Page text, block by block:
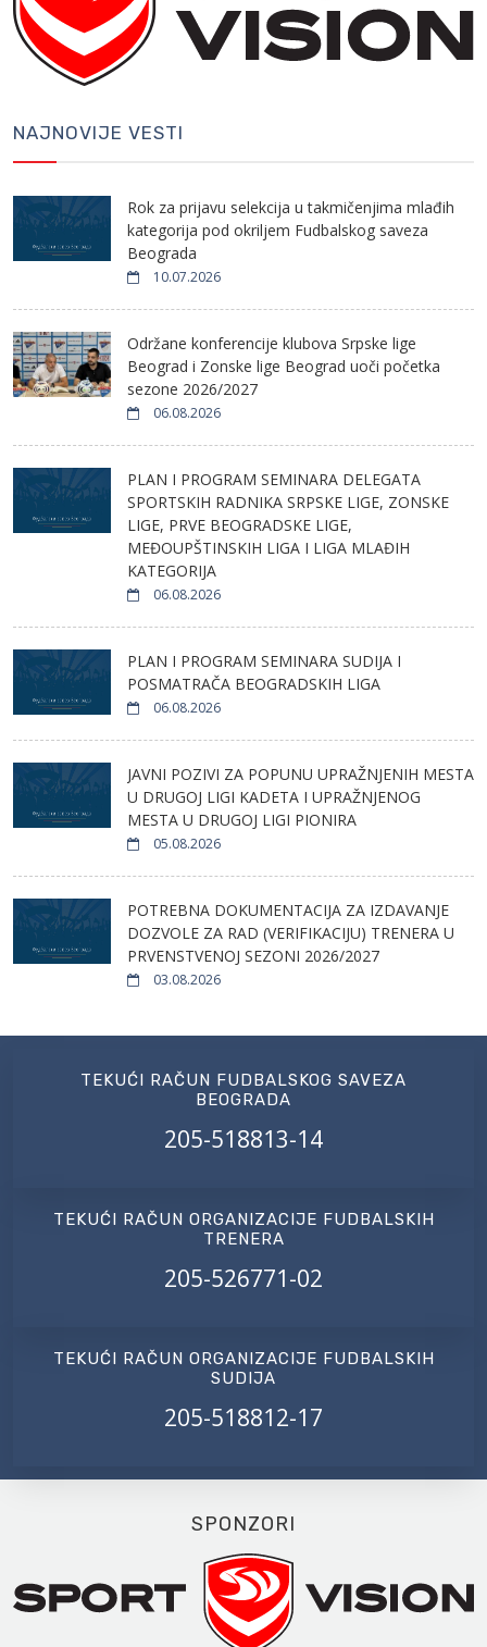
NAJNOVIJE VESTI
Rok za prijavu selekcija u takmičenjima mlađih
kategorija pod okriljem Fudbalskog saveza
Beograda
10.07.2026
Održane konferencije klubova Srpske lige
Beograd i Zonske lige Beograd uoči početka
sezone 2026/2027
06.08.2026
PLAN I PROGRAM SEMINARA DELEGATA
SPORTSKIH RADNIKA SRPSKE LIGE, ZONSKE
LIGE, PRVE BEOGRADSKE LIGE,
MEĐOUPŠTINSKIH LIGA I LIGA MLAĐIH
KATEGORIJA
06.08.2026
PLAN I PROGRAM SEMINARA SUDIJA I
POSMATRAČA BEOGRADSKIH LIGA
06.08.2026
JAVNI POZIVI ZA POPUNU UPRAŽNJENIH MESTA
U DRUGOJ LIGI KADETA I UPRAŽNJENOG
MESTA U DRUGOJ LIGI PIONIRA
05.08.2026
POTREBNA DOKUMENTACIJA ZA IZDAVANJE
DOZVOLE ZA RAD (VERIFIKACIJU) TRENERA U
PRVENSTVENOJ SEZONI 2026/2027
03.08.2026
TEKUĆI RAČUN FUDBALSKOG SAVEZA
BEOGRADA
205-518813-14
TEKUĆI RAČUN ORGANIZACIJE FUDBALSKIH
TRENERA
205-526771-02
TEKUĆI RAČUN ORGANIZACIJE FUDBALSKIH
SUDIJA
205-518812-17
SPONZORI